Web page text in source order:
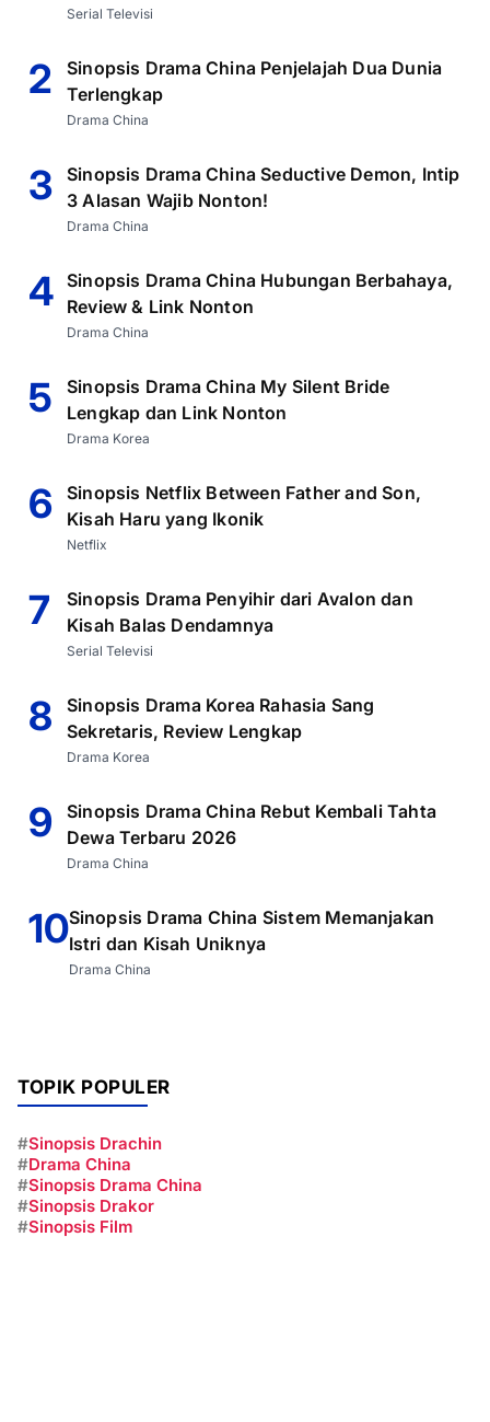
Serial Televisi
2
Sinopsis Drama China Penjelajah Dua Dunia
Terlengkap
Drama China
3
Sinopsis Drama China Seductive Demon, Intip
3 Alasan Wajib Nonton!
Drama China
4 Sinopsis Drama China Hubungan Berbahaya,
Review & Link Nonton
Drama China
5
Sinopsis Drama China My Silent Bride
Lengkap dan Link Nonton
Drama Korea
6
Sinopsis Netflix Between Father and Son,
Kisah Haru yang Ikonik
Netflix
7
Sinopsis Drama Penyihir dari Avalon dan
Kisah Balas Dendamnya
Serial Televisi
8
Sinopsis Drama Korea Rahasia Sang
Sekretaris, Review Lengkap
Drama Korea
9
Sinopsis Drama China Rebut Kembali Tahta
Dewa Terbaru 2026
Drama China
10Sinopsis Drama China Sistem Memanjakan
Istri dan Kisah Uniknya
Drama China
TOPIK POPULER
#Sinopsis Drachin
#Drama China
#Sinopsis Drama China
#Sinopsis Drakor
#Sinopsis Film